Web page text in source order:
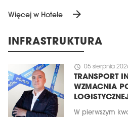
Więcej w Hotele arrow_forward
INFRASTRUKTURA
schedule 05 sierpnia
TRANSPORT
WZMACNIA
W pierwszym